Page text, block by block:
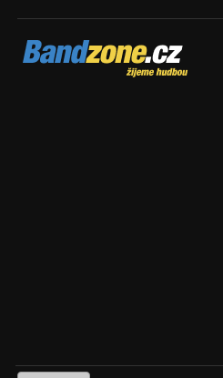
Bandzone.cz
žijeme hudbou